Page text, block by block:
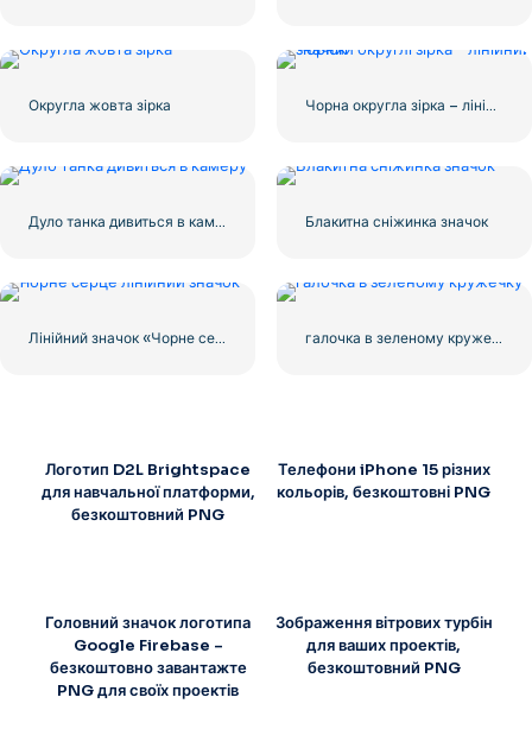
Округла жовта зірка Чорна округла зірка – лінійний значок
Дуло танка дивиться в камеру Блакитна сніжинка значок
Лінійний значок «Чорне серце» – 1 галочка в зеленому кружечку
Логотип D2L Brightspace
для навчальної платформи,
безкоштовний PNG
Телефони iPhone 15 різних
кольорів, безкоштовні PNG
Головний значок логотипа
Google Firebase –
безкоштовно завантажте
PNG для своїх проектів
Зображення вітрових турбін
для ваших проектів,
безкоштовний PNG